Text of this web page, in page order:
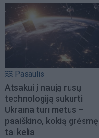
Pasaulis
Atsakui į naują rusų
technologiją sukurti
Ukraina turi metus –
paaiškino, kokią grėsmę
tai kelia